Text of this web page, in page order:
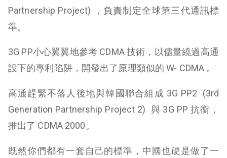
Partnership Project) ，負責制定全球第三代通訊標
準。
3G PP小心翼翼地參考 CDMA 技術，以儘量繞過高通
設下的專利陷阱，開發出了原理類似的 W- CDMA 。
高通趕緊不落人後地與韓國聯合組成 3G PP2 (3rd
Generation Partnership Project 2) 與 3G PP 抗衡，
推出了 CDMA 2000。
既然你們都有一套自己的標準，中國也硬是做了一